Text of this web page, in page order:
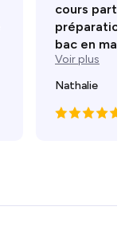
cours
bac en
Voir plus
Nathalie